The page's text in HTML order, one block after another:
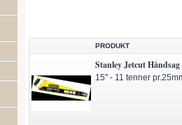
PRODUKT
Stanley Jetcut
15" - 11 tenner